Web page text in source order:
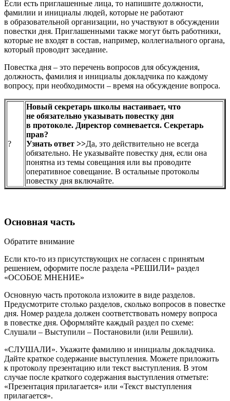
Если есть приглашенные лица, то напишите должности,
фамилии и инициалы людей, которые не работают
в образовательной организации, но участвуют в обсуждении
повестки дня. Приглашенными также могут быть работники,
которые не входят в состав, например, коллегиального органа,
который проводит заседание.
Повестка дня – это перечень вопросов для обсуждения,
должность, фамилия и инициалы докладчика по каждому
вопросу, при необходимости – время на обсуждение вопроса.
?
Новый секретарь школы настаивает, что
не обязательно указывать повестку дня
в протоколе. Директор сомневается. Секретарь
прав?
Узнать ответ >>Да, это действительно не всегда
обязательно. Не указывайте повестку дня, если она
понятна из темы совещания или вы проводите
оперативное совещание. В остальные протоколы
повестку дня включайте.
Основная часть
Обратите внимание
Если кто-то из присутствующих не согласен с принятым
решением, оформите после раздела «РЕШИЛИ» раздел
«ОСОБОЕ МНЕНИЕ»
Основную часть протокола изложите в виде разделов.
Предусмотрите столько разделов, сколько вопросов в повестке
дня. Номер раздела должен соответствовать номеру вопроса
в повестке дня. Оформляйте каждый раздел по схеме:
Слушали – Выступили – Постановили (или Решили).
«СЛУШАЛИ». Укажите фамилию и инициалы докладчика.
Дайте краткое содержание выступления. Можете приложить
к протоколу презентацию или текст выступления. В этом
случае после краткого содержания выступления отметьте:
«Презентация прилагается» или «Текст выступления
прилагается».